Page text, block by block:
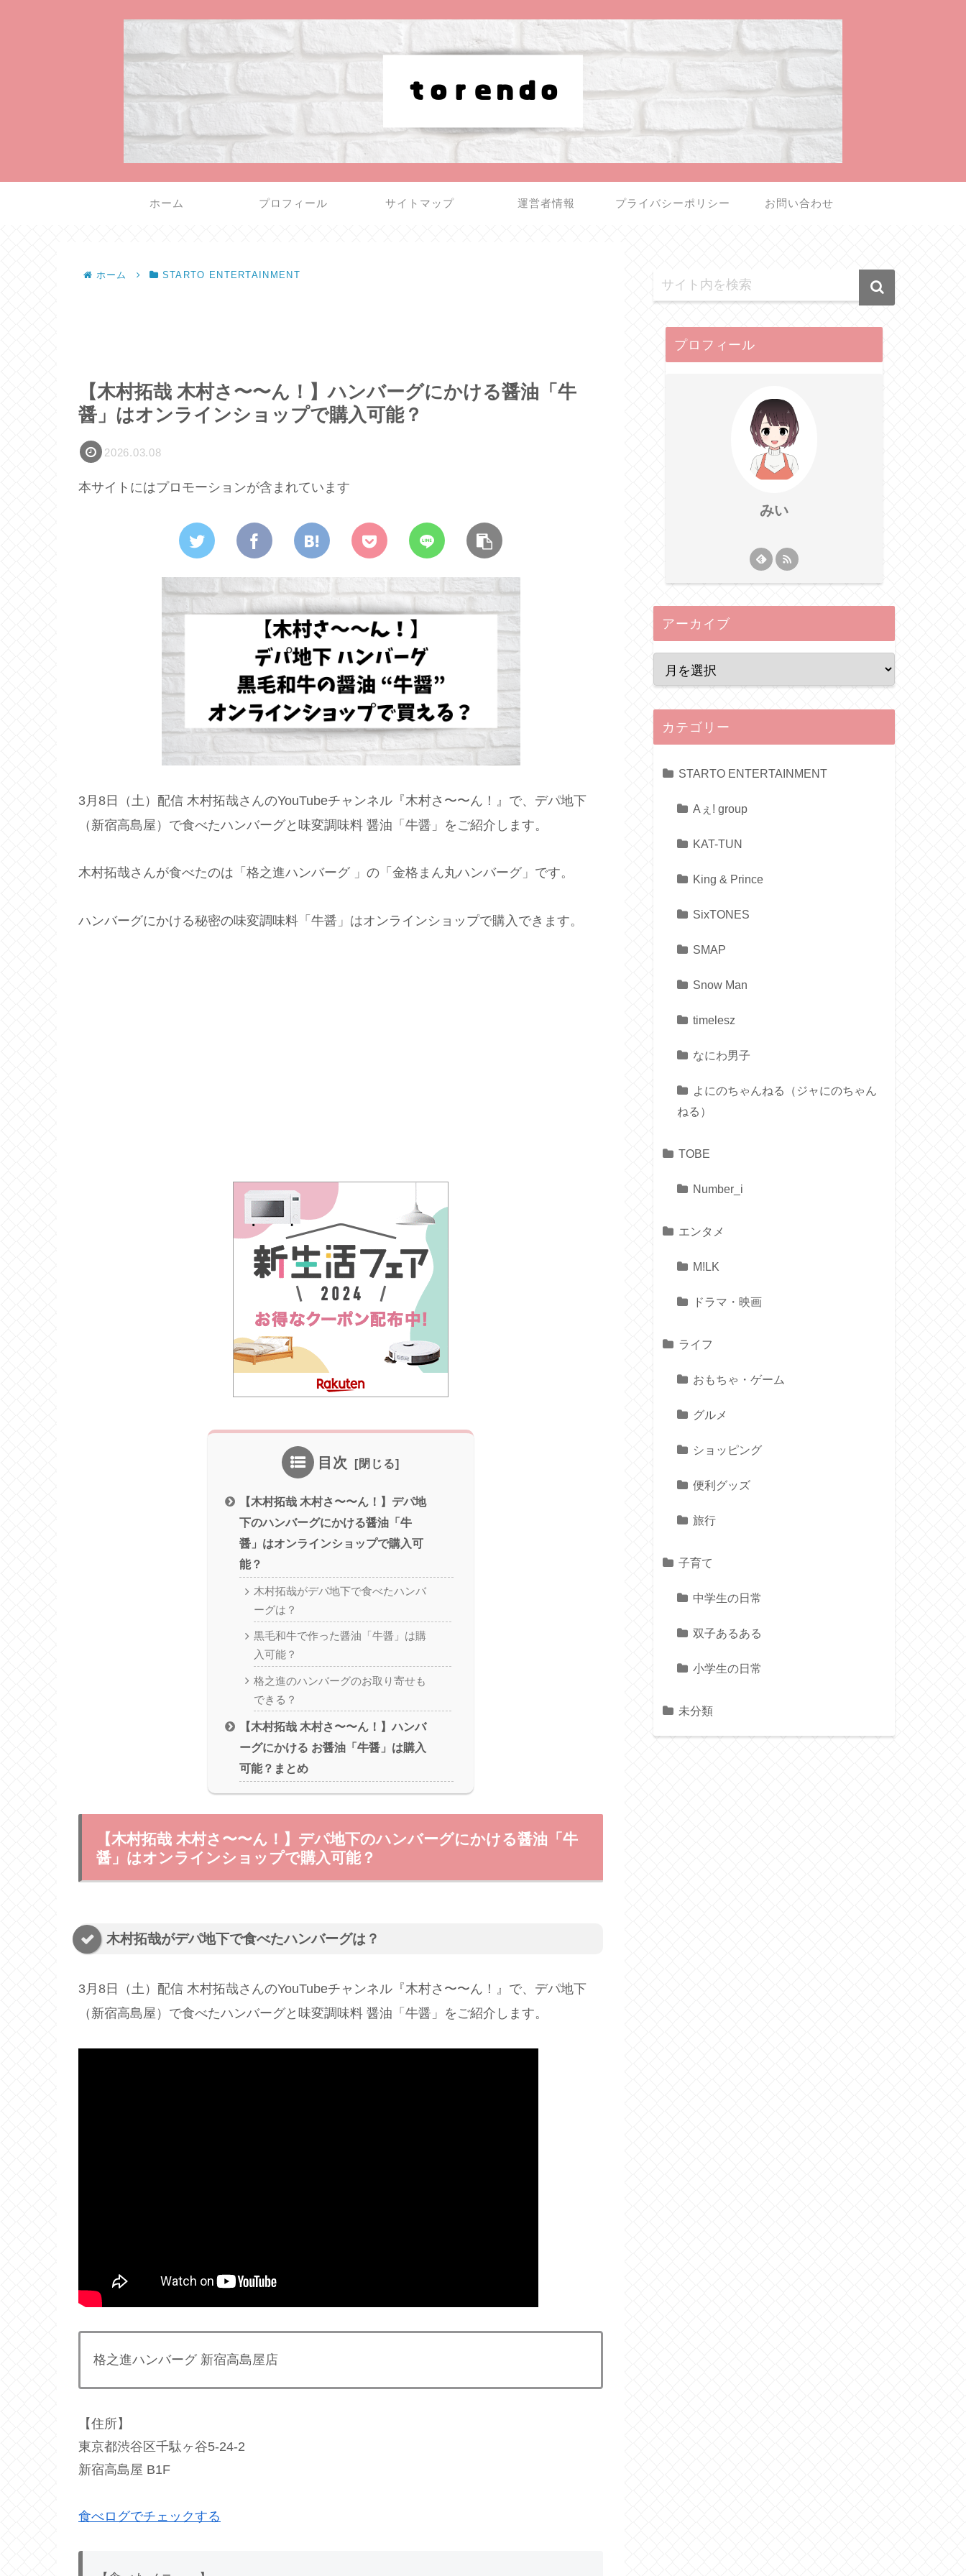
ホーム プロフィール サイトマップ 運営者情報 プライバシーポリシー お問い合わせ
ホーム STARTO ENTERTAINMENT
【木村拓哉 木村さ〜〜ん！】ハンバーグにかける醤油「牛
醤」はオンラインショップで購入可能？
2026.03.08
本サイトにはプロモーションが含まれています
3月8日（土）配信 木村拓哉さんのYouTubeチャンネル『木村さ〜〜ん！』で、デパ地下
（新宿高島屋）で食べたハンバーグと味変調味料 醤油「牛醤」をご紹介します。
木村拓哉さんが食べたのは「格之進ハンバーグ 」の「金格まん丸ハンバーグ」です。
ハンバーグにかける秘密の味変調味料「牛醤」はオンラインショップで購入できます。
目次
【木村拓哉 木村さ〜〜ん！】デパ地
下のハンバーグにかける醤油「牛
醤」はオンラインショップで購入可
能？
木村拓哉がデパ地下で食べたハンバ
ーグは？
黒毛和牛で作った醤油「牛醤」は購
入可能？
格之進のハンバーグのお取り寄せも
できる？
【木村拓哉 木村さ〜〜ん！】ハンバ
ーグにかける お醤油「牛醤」は購入
可能？まとめ
【木村拓哉 木村さ〜〜ん！】デパ地下のハンバーグにかける醤油「牛
醤」はオンラインショップで購入可能？
木村拓哉がデパ地下で食べたハンバーグは？
3月8日（土）配信 木村拓哉さんのYouTubeチャンネル『木村さ〜〜ん！』で、デパ地下
（新宿高島屋）で食べたハンバーグと味変調味料 醤油「牛醤」をご紹介します。
格之進ハンバーグ 新宿高島屋店
【住所】
東京都渋谷区千駄ヶ谷5-24-2
新宿高島屋 B1F
食べログでチェックする
プロフィール
みい
アーカイブ
カテゴリー
STARTO ENTERTAINMENT
Aぇ! group
KAT-TUN
King & Prince
SixTONES
SMAP
Snow Man
timelesz
なにわ男子
よにのちゃんねる（ジャにのちゃん
ねる）
TOBE
Number_i
エンタメ
M!LK
ドラマ・映画
ライフ
おもちゃ・ゲーム
グルメ
ショッピング
便利グッズ
旅行
子育て
中学生の日常
双子あるある
小学生の日常
未分類